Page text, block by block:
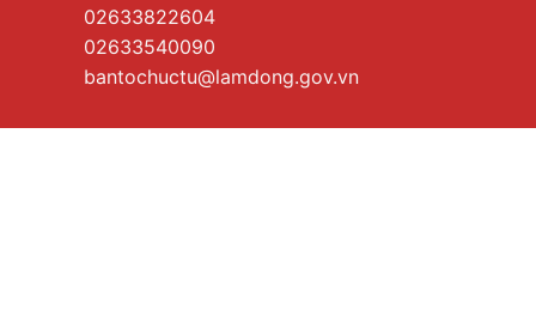
02633822604
02633540090
bantochuctu@lamdong.gov.vn